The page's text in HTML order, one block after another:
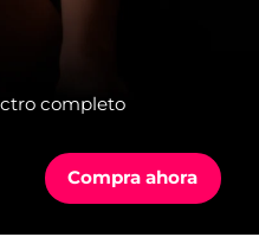
completo
Compra ahora